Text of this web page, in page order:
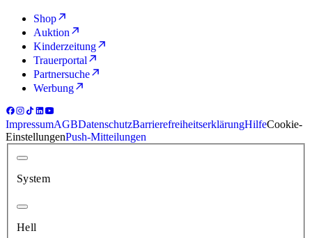
Shop
Auktion
Kinderzeitung
Trauerportal
Partnersuche
Werbung
ImpressumAGBDatenschutzBarrierefreiheitserklärungHilfeCookie-
EinstellungenPush-Mitteilungen
System
Hell